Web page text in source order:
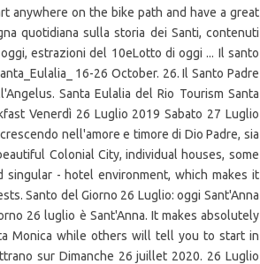
anywhere on the bike path and have a great
quotidiana sulla storia dei Santi, contenuti
estrazioni del 10eLotto di oggi ... Il santo
16-26 October. 26. Il Santo Padre
Santa Eulalia del Rio Tourism Santa
Venerdì 26 Luglio 2019 Sabato 27 Luglio
nell'amore e timore di Dio Padre, sia
Colonial City, individual houses, some
- hotel environment, which makes it
Santo del Giorno 26 Luglio: oggi Sant'Anna
26 luglio è Sant'Anna. It makes absolutely
Monica while others will tell you to start in
sur Dimanche 26 juillet 2020. 26 Luglio